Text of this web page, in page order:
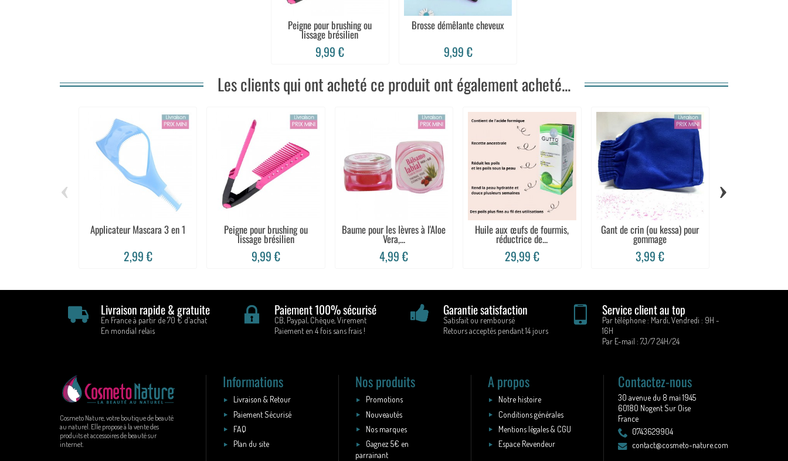
Peigne pour brushing ou
lissage brésilien
9,99 €
Brosse démêlante cheveux
9,99 €
Les clients qui ont acheté ce produit ont également acheté...
Applicateur Mascara 3 en 1
2,99 €
Peigne pour brushing ou
lissage brésilien
9,99 €
Baume pour les lèvres à l'Aloe
Vera,...
4,99 €
Huile aux œufs de fourmis,
réductrice de...
29,99 €
Gant de crin (ou kessa) pour
gommage
3,99 €
‹ ›
Livraison rapide & gratuite
En France à partir de 70 € d'achat
En mondial relais
Paiement 100% sécurisé
CB, Paypal, Chèque, Virement
Paiement en 4 fois sans frais !
Garantie satisfaction
Satisfait ou remboursé
Retours acceptés pendant 14 jours
Service client au top
Par téléphone : Mardi, Vendredi : 9H -
16H
Par E-mail : 7J/7 24H/24
Cosmeto Nature, votre boutique de beauté
au naturel. Elle propose à la vente des
produits et accessoires de beauté sur
internet.
Informations
Livraison & Retour
Paiement Sécurisé
FAQ
Plan du site
Nos produits
Promotions
Nouveautés
Nos marques
Gagnez 5€ en
parrainant
A propos
Notre histoire
Conditions générales
Mentions légales & CGU
Espace Revendeur
Contactez-nous
30 avenue du 8 mai 1945
60180 Nogent Sur Oise
France
0743629904
contact@cosmeto-nature.com